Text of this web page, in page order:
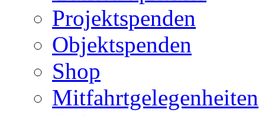
Projektspenden
Objektspenden
Shop
Mitfahrtgelegenheiten